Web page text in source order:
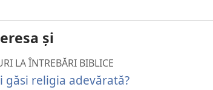
și
LA ÎNTREBĂRI BIBLICE
găsi religia adevărată?